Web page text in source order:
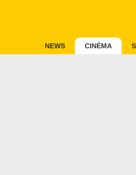
NEWS CINÉMA